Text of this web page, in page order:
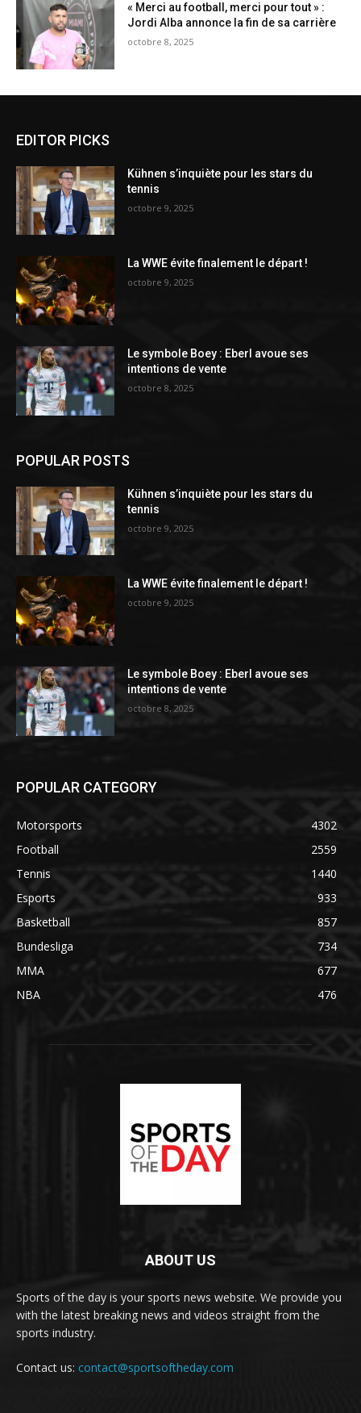
« Merci au football, merci pour tout » :
Jordi Alba annonce la fin de sa carrière
octobre 8, 2025
EDITOR PICKS
Kühnen s’inquiète pour les stars du
tennis
octobre 9, 2025
La WWE évite finalement le départ !
octobre 9, 2025
Le symbole Boey : Eberl avoue ses
intentions de vente
octobre 8, 2025
POPULAR POSTS
Kühnen s’inquiète pour les stars du
tennis
octobre 9, 2025
La WWE évite finalement le départ !
octobre 9, 2025
Le symbole Boey : Eberl avoue ses
intentions de vente
octobre 8, 2025
POPULAR CATEGORY
Motorsports
4302
Football
2559
Tennis
1440
Esports
933
Basketball
857
Bundesliga
734
MMA
677
NBA
476
ABOUT US
Sports of the day is your sports news website. We provide you
with the latest breaking news and videos straight from the
sports industry.
Contact us: contact@sportsoftheday.com